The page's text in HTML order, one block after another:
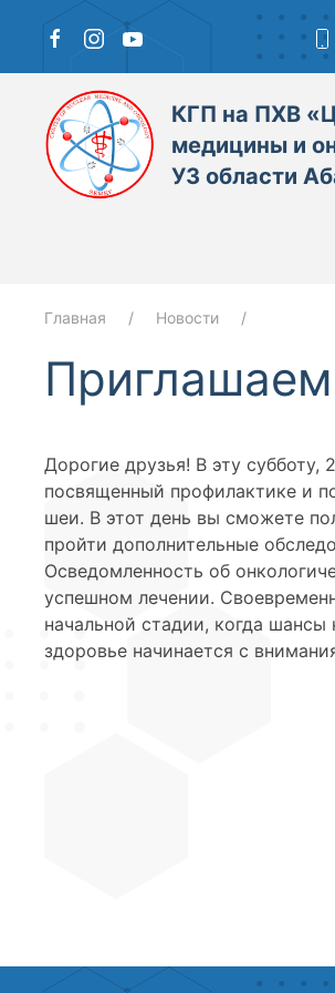
КГП на ПХВ
медицины и
УЗ области
Главная Новости
Дорогие друзья! В эту
посвященный профилактике и
шеи. В этот день вы сможете
пройти дополнительные
Осведомленность об
успешном лечении.
начальной стадии, когда
здоровье начинается с